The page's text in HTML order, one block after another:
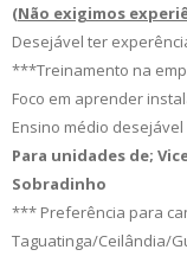
(Não exigimos
Desejável ter
***Treinamento na
Foco em aprender
Ensino médio desejável
Para unidades de;
Sobradinho
*** Preferência para
Taguatinga/Ceilândia/